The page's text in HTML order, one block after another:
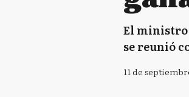
El ministro
se reunió
11 de